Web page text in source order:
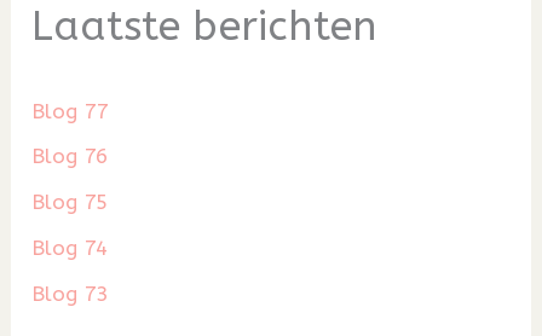
Laatste berichten
Blog 77
Blog 76
Blog 75
Blog 74
Blog 73